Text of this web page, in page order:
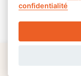
confidentialité